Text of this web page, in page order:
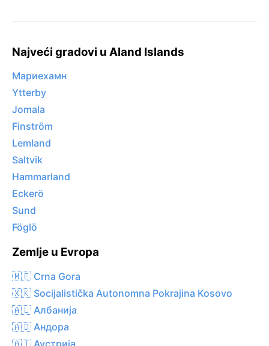
Najveći gradovi u Aland Islands
Мариехамн
Ytterby
Jomala
Finström
Lemland
Saltvik
Hammarland
Eckerö
Sund
Föglö
Zemlje u Evropa
🇲🇪 Crna Gora
🇽🇰 Socijalistička Autonomna Pokrajina Kosovo
🇦🇱 Албанија
🇦🇩 Андора
🇦🇹 Аустрија